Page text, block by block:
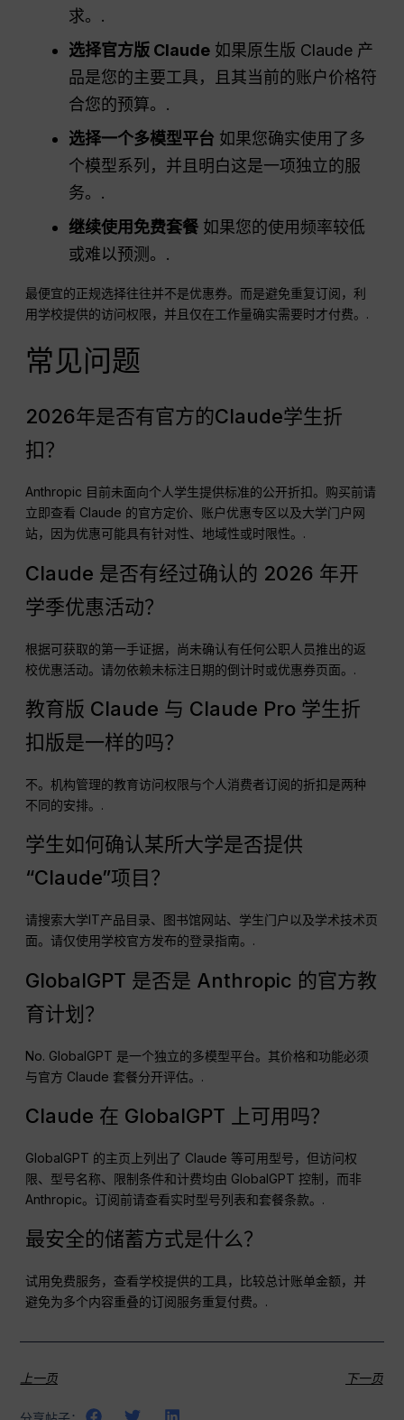
求。.
选择官方版 Claude 如果原生版 Claude 产
品是您的主要工具，且其当前的账户价格符
合您的预算。.
选择一个多模型平台 如果您确实使用了多
个模型系列，并且明白这是一项独立的服
务。.
继续使用免费套餐 如果您的使用频率较低
或难以预测。.
最便宜的正规选择往往并不是优惠券。而是避免重复订阅，利
用学校提供的访问权限，并且仅在工作量确实需要时才付费。.
常见问题
2026年是否有官方的Claude学生折
扣？
Anthropic 目前未面向个人学生提供标准的公开折扣。购买前请
立即查看 Claude 的官方定价、账户优惠专区以及大学门户网
站，因为优惠可能具有针对性、地域性或时限性。.
Claude 是否有经过确认的 2026 年开
学季优惠活动？
根据可获取的第一手证据，尚未确认有任何公职人员推出的返
校优惠活动。请勿依赖未标注日期的倒计时或优惠券页面。.
教育版 Claude 与 Claude Pro 学生折
扣版是一样的吗？
不。机构管理的教育访问权限与个人消费者订阅的折扣是两种
不同的安排。.
学生如何确认某所大学是否提供
“Claude”项目？
请搜索大学IT产品目录、图书馆网站、学生门户以及学术技术页
面。请仅使用学校官方发布的登录指南。.
GlobalGPT 是否是 Anthropic 的官方教
育计划？
No. GlobalGPT 是一个独立的多模型平台。其价格和功能必须
与官方 Claude 套餐分开评估。.
Claude 在 GlobalGPT 上可用吗？
GlobalGPT 的主页上列出了 Claude 等可用型号，但访问权
限、型号名称、限制条件和计费均由 GlobalGPT 控制，而非
Anthropic。订阅前请查看实时型号列表和套餐条款。.
最安全的储蓄方式是什么？
试用免费服务，查看学校提供的工具，比较总计账单金额，并
避免为多个内容重叠的订阅服务重复付费。.
上一页 下一页